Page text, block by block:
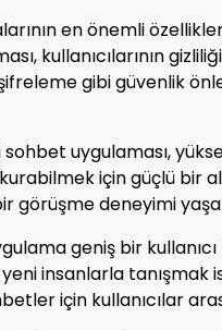
en önemli
kullanıcılarının
gibi güvenlik
uygulaması,
için güçlü bir
görüşme deneyimi
geniş bir
insanlarla
için kullanıcılar